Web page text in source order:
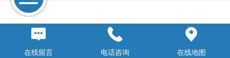
在线留言 电话咨询 在线地图